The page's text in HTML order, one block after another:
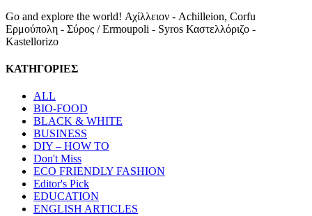
Go and explore the world! Αχίλλειον - Achilleion, Corfu
Ερμούπολη - Σύρος / Ermoupoli - Syros Καστελλόριζο -
Kastellorizo
ΚΑΤΗΓΟΡΙΕΣ
ALL
BIO-FOOD
BLACK & WHITE
BUSINESS
DIY – HOW TO
Don't Miss
ECO FRIENDLY FASHION
Editor's Pick
EDUCATION
ENGLISH ARTICLES